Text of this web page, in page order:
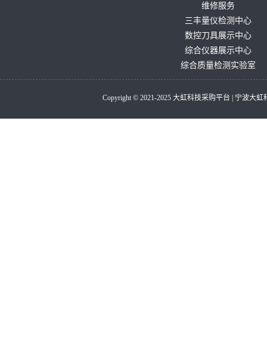
维修服务
三丰量仪检测中心
数控刀具展示中心
综合仪器展示中心
综合质量检测实验室
Copyright © 2021-2025 大虹科技采购平台 | 宁波大